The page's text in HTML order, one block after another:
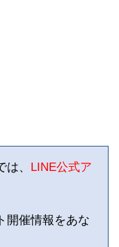
、 LINE公式ア
開催情報をあな